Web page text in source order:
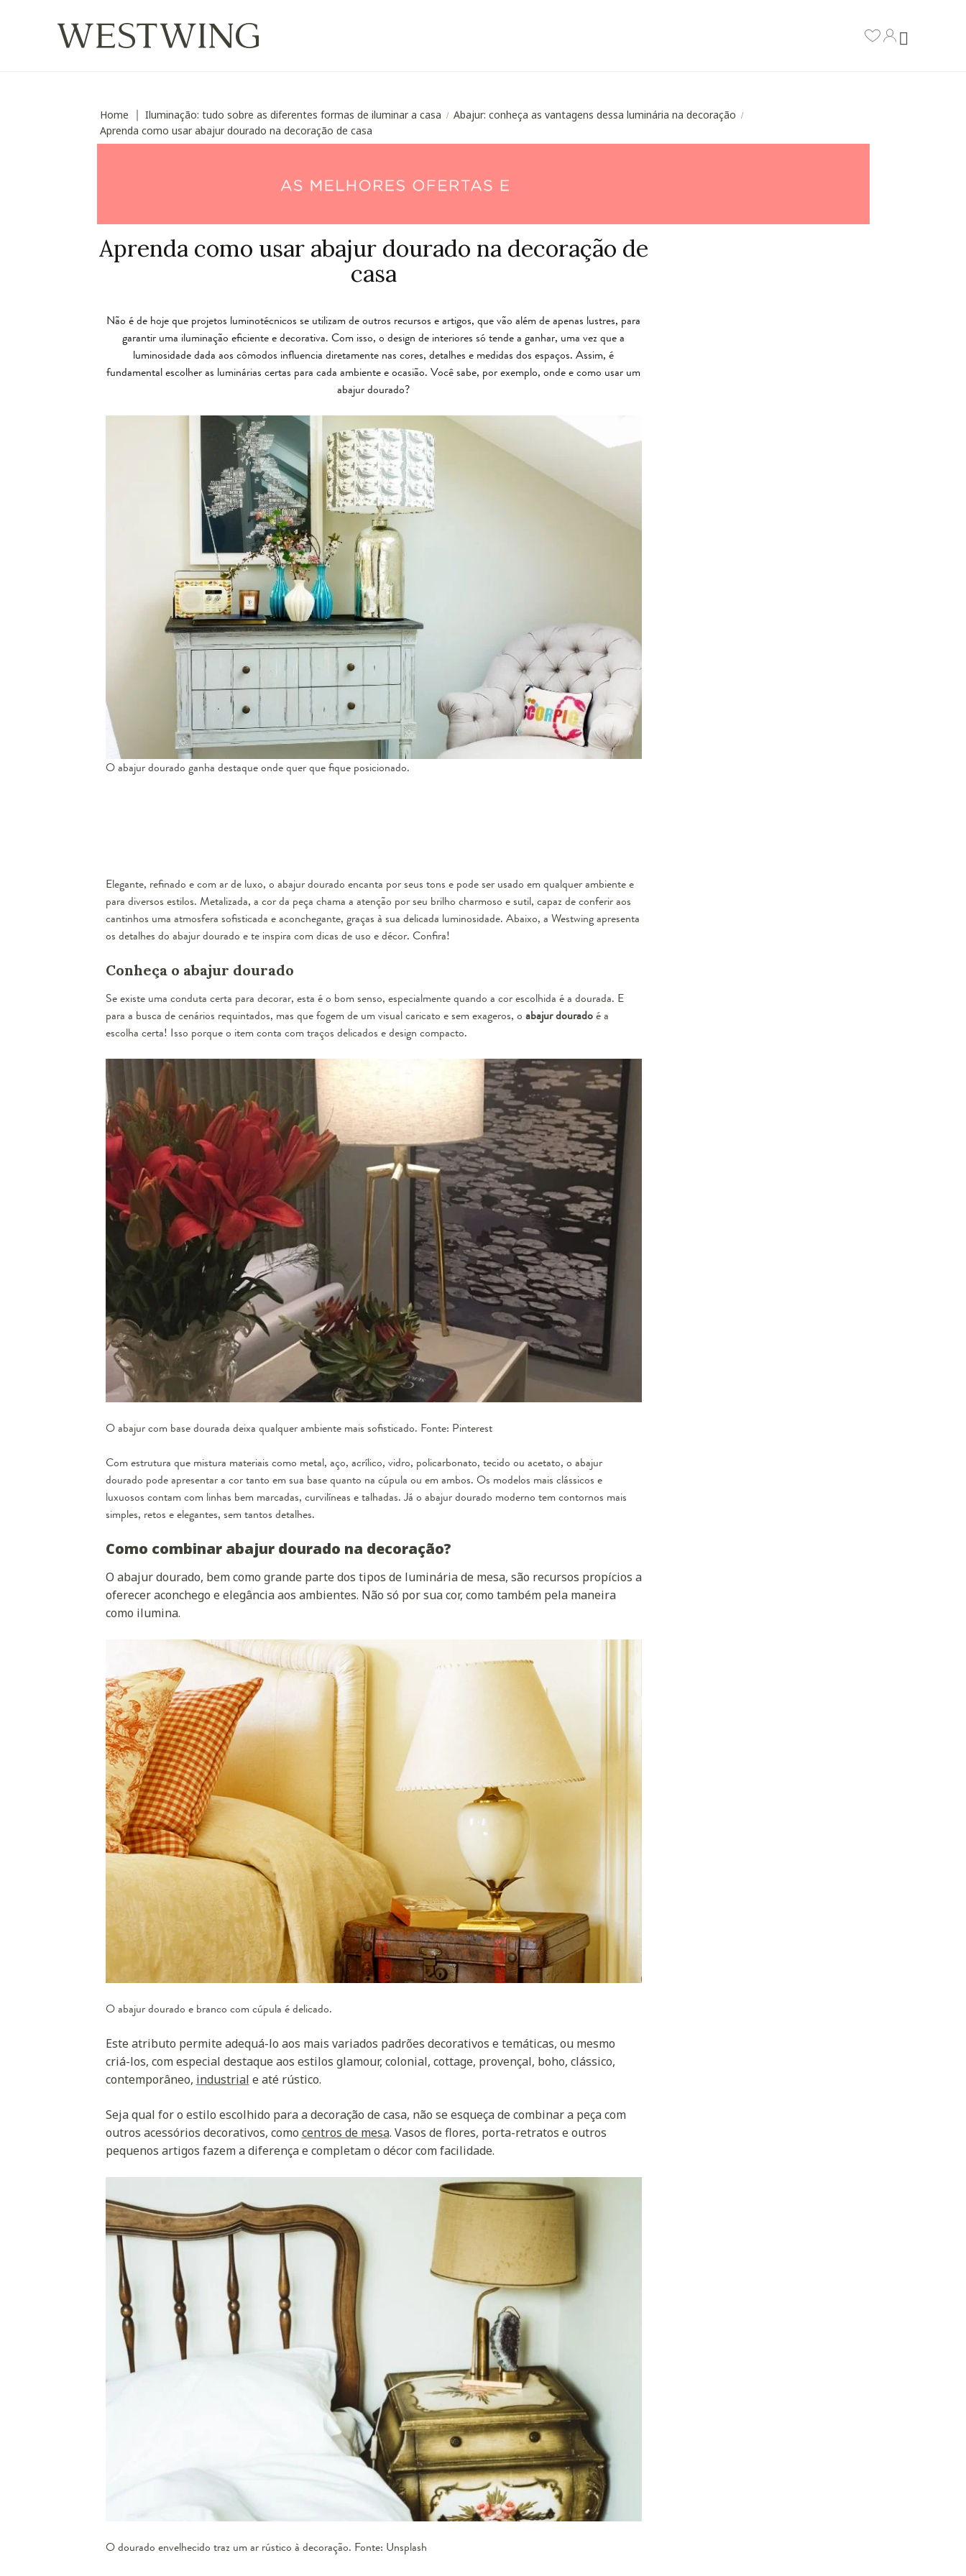
Home Iluminação: tudo sobre as diferentes formas de iluminar a casa / Abajur: conheça as vantagens dessa luminária na decoração /
Aprenda como usar abajur dourado na decoração de casa
Aprenda como usar abajur dourado na decoração de
casa
Não é de hoje que projetos luminotécnicos se utilizam de outros recursos e artigos, que vão além de apenas lustres, para
garantir uma iluminação eficiente e decorativa. Com isso, o design de interiores só tende a ganhar, uma vez que a
luminosidade dada aos cômodos influencia diretamente nas cores, detalhes e medidas dos espaços. Assim, é
fundamental escolher as luminárias certas para cada ambiente e ocasião. Você sabe, por exemplo, onde e como usar um
abajur dourado?
O abajur dourado ganha destaque onde quer que fique posicionado.
Elegante, refinado e com ar de luxo, o abajur dourado encanta por seus tons e pode ser usado em qualquer ambiente e
para diversos estilos. Metalizada, a cor da peça chama a atenção por seu brilho charmoso e sutil, capaz de conferir aos
cantinhos uma atmosfera sofisticada e aconchegante, graças à sua delicada luminosidade. Abaixo, a Westwing apresenta
os detalhes do abajur dourado e te inspira com dicas de uso e décor. Confira!
Conheça o abajur dourado
Se existe uma conduta certa para decorar, esta é o bom senso, especialmente quando a cor escolhida é a dourada. E
para a busca de cenários requintados, mas que fogem de um visual caricato e sem exageros, o abajur douradoé a
escolha certa! Isso porque o item conta com traços delicados e design compacto.
O abajur com base dourada deixa qualquer ambiente mais sofisticado. Fonte: Pinterest
Com estrutura que mistura materiais como metal, aço, acrílico, vidro, policarbonato, tecido ou acetato, o abajur
dourado pode apresentar a cor tanto em sua base quanto na cúpula ou em ambos. Os modelos mais clássicos e
luxuosos contam com linhas bem marcadas, curvilíneas e talhadas. Já o abajur dourado moderno tem contornos mais
simples, retos e elegantes, sem tantos detalhes.
Como combinar abajur dourado na decoração?
O abajur dourado, bem como grande parte dos tipos de luminária de mesa, são recursos propícios a
oferecer aconchego e elegância aos ambientes. Não só por sua cor, como também pela maneira
como ilumina.
O abajur dourado e branco com cúpula é delicado.
Este atributo permite adequá-lo aos mais variados padrões decorativos e temáticas, ou mesmo
criá-los, com especial destaque aos estilos glamour, colonial, cottage, provençal, boho, clássico,
contemporâneo, industrial e até rústico.
Seja qual for o estilo escolhido para a decoração de casa, não se esqueça de combinar a peça com
outros acessórios decorativos, como centros de mesa. Vasos de flores, porta-retratos e outros
pequenos artigos fazem a diferença e completam o décor com facilidade.
O dourado envelhecido traz um ar rústico à decoração. Fonte: Unsplash